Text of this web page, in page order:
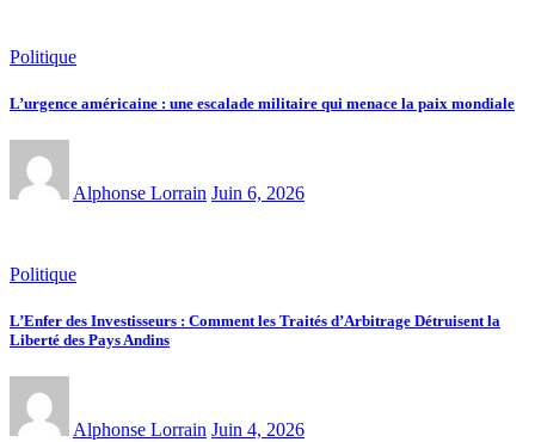
Politique
L’urgence américaine : une escalade militaire qui menace la paix mondiale
Alphonse Lorrain Juin 6, 2026
Politique
L’Enfer des Investisseurs : Comment les Traités d’Arbitrage Détruisent la
Liberté des Pays Andins
Alphonse Lorrain Juin 4, 2026